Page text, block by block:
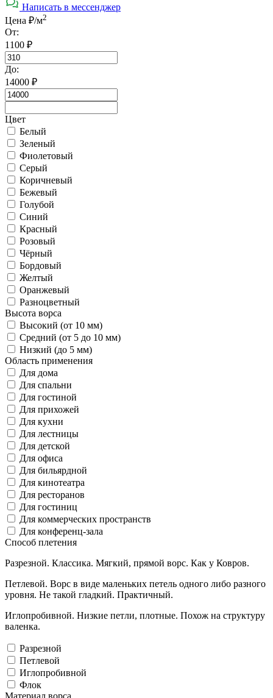
Написать в мессенджер
Цена ₽/м2
От:
1100 ₽
До:
14000 ₽
Цвет
Белый
Зеленый
Фиолетовый
Серый
Коричневый
Бежевый
Голубой
Синий
Красный
Розовый
Чёрный
Бордовый
Желтый
Оранжевый
Разноцветный
Высота ворса
Высокий (от 10 мм)
Средний (от 5 до 10 мм)
Низкий (до 5 мм)
Область применения
Для дома
Для спальни
Для гостиной
Для прихожей
Для кухни
Для лестницы
Для детской
Для офиса
Для бильярдной
Для кинотеатра
Для ресторанов
Для гостиниц
Для коммерческих пространств
Для конференц-зала
Способ плетения
Разрезной. Классика. Мягкий, прямой ворс. Как у Ковров.
Петлевой. Ворс в виде маленьких петель одного либо разного
уровня. Не такой гладкий. Практичный.
Иглопробивной. Низкие петли, плотные. Похож на структуру
валенка.
Разрезной
Петлевой
Иглопробивной
Флок
Материал ворса